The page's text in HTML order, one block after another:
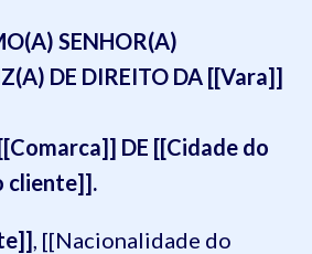
SENHOR(A)
DE DIREITO DA [[Vara]]
DE [[Cidade do
cliente]].
, [[Nacionalidade do